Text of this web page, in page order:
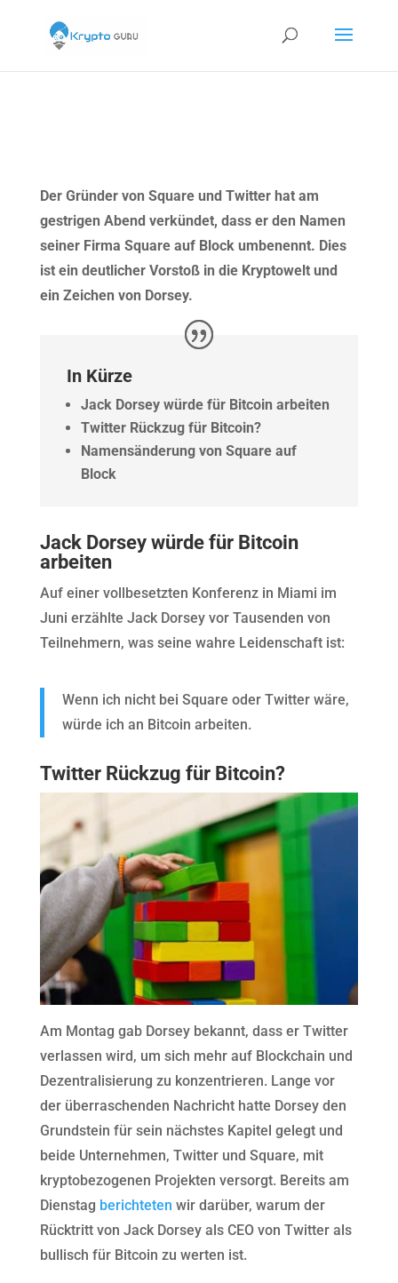
Der Gründer von Square und Twitter hat am
gestrigen Abend verkündet, dass er den Namen
seiner Firma Square auf Block umbenennt. Dies
ist ein deutlicher Vorstoß in die Kryptowelt und
ein Zeichen von Dorsey.
In Kürze
Jack Dorsey würde für Bitcoin arbeiten
Twitter Rückzug für Bitcoin?
Namensänderung von Square auf
Block
Jack Dorsey würde für Bitcoin
arbeiten
Auf einer vollbesetzten Konferenz in Miami im
Juni erzählte Jack Dorsey vor Tausenden von
Teilnehmern, was seine wahre Leidenschaft ist:
Wenn ich nicht bei Square oder Twitter wäre,
würde ich an Bitcoin arbeiten.
Twitter Rückzug für Bitcoin?
Am Montag gab Dorsey bekannt, dass er Twitter
verlassen wird, um sich mehr auf Blockchain und
Dezentralisierung zu konzentrieren. Lange vor
der überraschenden Nachricht hatte Dorsey den
Grundstein für sein nächstes Kapitel gelegt und
beide Unternehmen, Twitter und Square, mit
kryptobezogenen Projekten versorgt. Bereits am
Dienstag berichteten wir darüber, warum der
Rücktritt von Jack Dorsey als CEO von Twitter als
bullisch für Bitcoin zu werten ist.